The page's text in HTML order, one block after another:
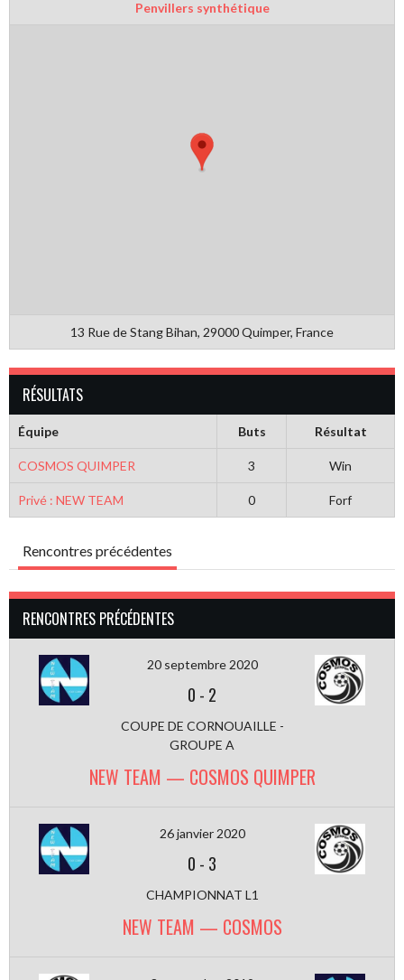
Penvillers synthétique
13 Rue de Stang Bihan, 29000 Quimper, France
RÉSULTATS
Équipe Buts Résultat
COSMOS QUIMPER 3 Win
Privé : NEW TEAM 0 Forf
Rencontres précédentes
RENCONTRES PRÉCÉDENTES
20 septembre 2020
0 - 2
COUPE DE CORNOUAILLE -
GROUPE A
NEW TEAM — COSMOS QUIMPER
26 janvier 2020
0 - 3
CHAMPIONNAT L1
NEW TEAM — COSMOS